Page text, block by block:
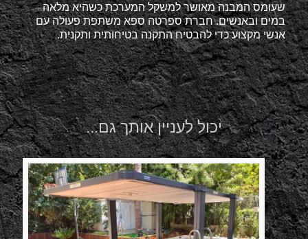
שעומס המבנה מאושר למשקל המערכת כשהיא מלאה
במים ובאנשים. חברת ספרטה ספא משתפת פעולה עם
אנשי מקצוע כדי להבטיח התקנה בטיחותית ותקנית.
יכול לעניין אותך גם...